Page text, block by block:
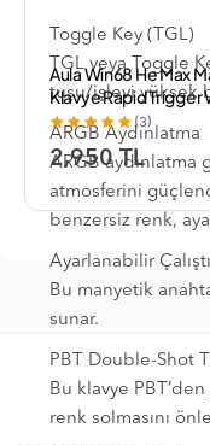
Toggle Key (TGL)
TGL veya Toggle
tuşu/işlevi yüksek
ARGB Aydınlatma
ARGB aydınlatma
atmosferini
benzersiz renk,
Ayarlanabilir
Bu manyetik
sunar.
PBT Double-Shot
Bu klavye
renk solmasını
Aula Win68 He Max
Klavye Rapid Trigger
Switch 8000Hz RGB
Swap Oyuncu Klavyesi
(3)
2,950 TL